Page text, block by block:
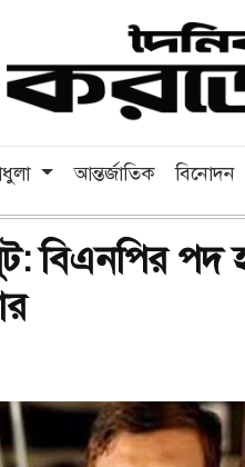
আন্তর্জাতিক বিনোদন
বিএনপির পদ